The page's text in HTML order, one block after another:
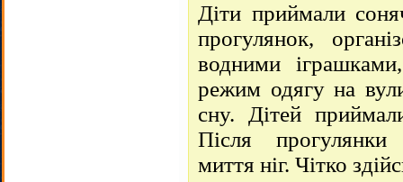
Діти приймали
прогулянок,
водними
режим одягу на
сну. Дітей
Після прогулянки
миття ніг. Чітко